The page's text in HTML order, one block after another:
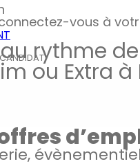
vous à
rythme
ou Extra